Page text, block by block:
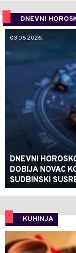
DNEVNI
03.06.2026.
DNEVNI
DOBIJA NOVAC
SUDBINSKI
KUHINJA